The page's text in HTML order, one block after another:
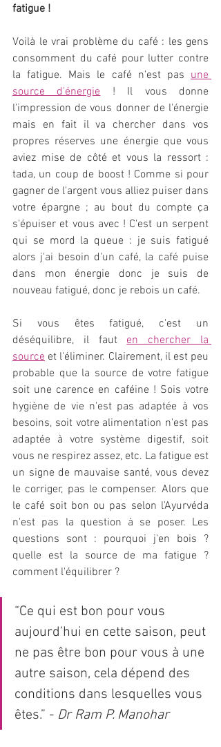
fatigue !
Voilà le vrai problème du café : les gens
consomment du café pour lutter contre
la fatigue. Mais le café n'est pas une
source d'énergie ! Il vous donne
l'impression de vous donner de l'énergie
mais en fait il va chercher dans vos
propres réserves une énergie que vous
aviez mise de côté et vous la ressort :
tada, un coup de boost ! Comme si pour
gagner de l'argent vous alliez puiser dans
votre épargne ; au bout du compte ça
s'épuiser et vous avec ! C'est un serpent
qui se mord la queue : je suis fatigué
alors j'ai besoin d'un café, la café puise
dans mon énergie donc je suis de
nouveau fatigué, donc je rebois un café.
Si vous êtes fatigué, c'est un
déséquilibre, il faut en chercher la
source et l'éliminer. Clairement, il est peu
probable que la source de votre fatigue
soit une carence en caféine ! Sois votre
hygiène de vie n'est pas adaptée à vos
besoins, soit votre alimentation n'est pas
adaptée à votre système digestif, soit
vous ne respirez assez, etc. La fatigue est
un signe de mauvaise santé, vous devez
le corriger, pas le compenser. Alors que
le café soit bon ou pas selon l'Ayurvéda
n'est pas la question à se poser. Les
questions sont : pourquoi j'en bois ?
quelle est la source de ma fatigue ?
comment l'équilibrer ?
“Ce qui est bon pour vous
aujourd’hui en cette saison, peut
ne pas être bon pour vous à une
autre saison, cela dépend des
conditions dans lesquelles vous
êtes.” - Dr Ram P. Manohar